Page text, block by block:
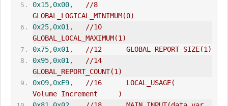
0x15,0x00,
//8
GLOBAL_LOGICAL_MINIMUM(0)
0x25,0x01 ,
//10
GLOBAL_LOCAL_MAXIMUM(1)
0x75,0x01 ,
//12      GLOBAL_REPORT_SIZE(1)
0x95,0x01 ,
//14
GLOBAL_REPORT_COUNT(1)
0x09,0xE9,
//16      LOCAL_USAGE(
Volume Increment     )